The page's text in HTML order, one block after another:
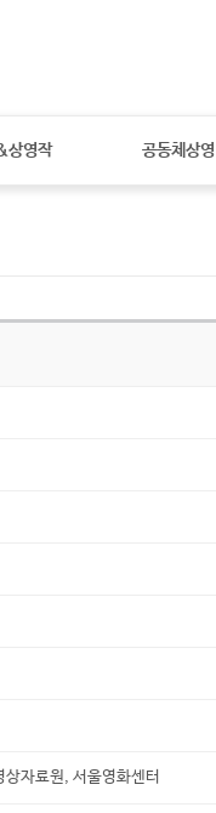
상영작 공동체상영
자료원, 서울영화센터